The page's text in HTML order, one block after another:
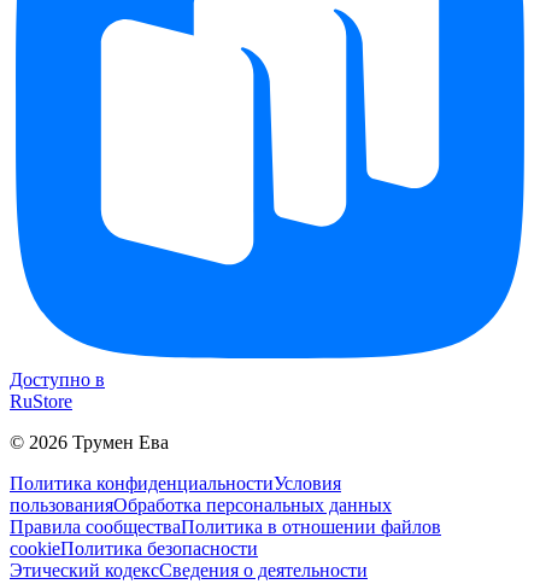
Доступно в
RuStore
© 2026 Трумен Ева
Политика конфиденциальностиУсловия
пользованияОбработка персональных данных
Правила сообществаПолитика в отношении файлов
cookieПолитика безопасности
Этический кодексСведения о деятельности